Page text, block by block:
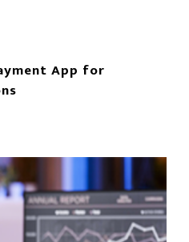
App for